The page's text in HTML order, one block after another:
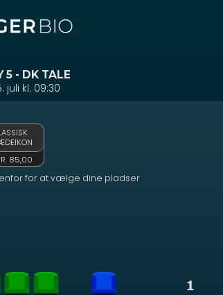
5 - DK TALE
juli kl. 09:30
85,00
for at vælge dine pladser
094254